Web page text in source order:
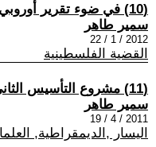
(10) في ضوء تقرير أوروبي: الدولة الفلسطينية صارت خيالاً غير قابل للتطبيق
سمير طاهر
2012 / 1 / 22
القضية الفلسطينية
(11) مشروع التأسيس الثاني للدولة العراقية (دعوة الى جميع المثقفين والسياسيين العراقيين)
سمير طاهر
2011 / 4 / 19
اليسار ,الديمقراطية,